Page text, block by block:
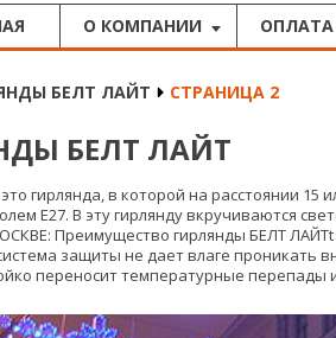
О КОМПАНИИ
БЕЛТ ЛАЙТ СТРАНИЦА 2
БЕЛТ ЛАЙТ
гирлянда, в которой на расстоянии
Е27. В эту гирлянду вкручиваются
Преимущество гирлянды БЕЛТ ЛАЙТt
защиты не дает влаге проникать
переносит температурные перепады